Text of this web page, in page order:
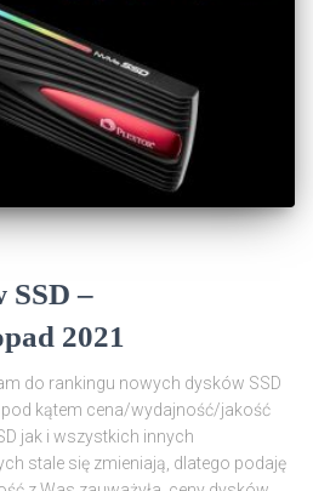
SSD –
2021
do rankingu nowych dysków SSD
kątem cena/wydajność/jakość
jak i wszystkich innych
stale się zmieniają, dlatego podaję